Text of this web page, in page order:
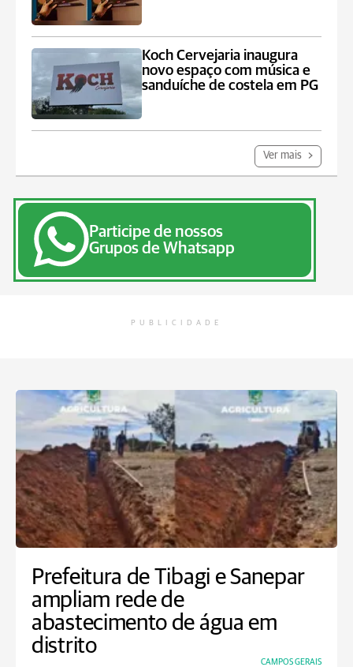
Koch Cervejaria inaugura
novo espaço com música e
sanduíche de costela em PG
Ver mais
Participe de nossos
Grupos de Whatsapp
PUBLICIDADE
Prefeitura de Tibagi e Sanepar
ampliam rede de
abastecimento de água em
distrito
CAMPOS GERAIS